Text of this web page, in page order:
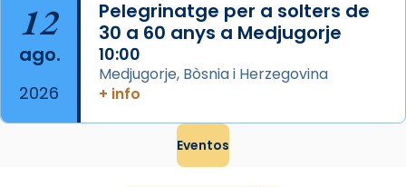
12
ago.
2026
Pelegrinatge per a solters de
30 a 60 anys a Medjugorje
10:00
Medjugorje, Bòsnia i Herzegovina
+ info
Eventos